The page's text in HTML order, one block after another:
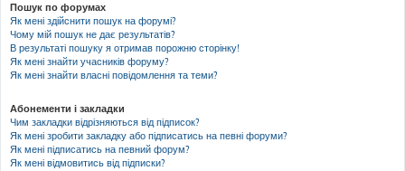
Пошук по форумах
Як мені здійснити пошук на форумі?
Чому мій пошук не дає результатів?
В результаті пошуку я отримав порожню сторінку!
Як мені знайти учасників форуму?
Як мені знайти власні повідомлення та теми?
Абонементи і закладки
Чим закладки відрізняються від підписок?
Як мені зробити закладку або підписатись на певні форуми?
Як мені підписатись на певний форум?
Як мені відмовитись від підписки?